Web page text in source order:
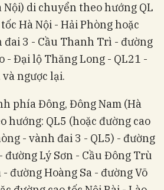
di chuyển theo hướng QL
Hà Nội - Hải Phòng hoặc
đai 3 - Cầu Thanh Trì - đường
- Đại lộ Thăng Long - QL21 -
ngược lại.
phía Đông, Đông Nam (Hà
hướng: QL5 (hoặc đường cao
- vành đai 3 - QL5) - đường
Lý Sơn - Cầu Đông Trù
đường Hoàng Sa - đường Võ